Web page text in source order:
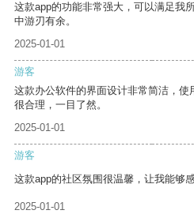
这款app的功能非常强大，可以满足我
中游刃有余。
2025-01-01
游客
这款办公软件的界面设计非常简洁，
很合理，一目了然。
2025-01-01
游客
这款app的社区氛围很温馨，让我能够
2025-01-01